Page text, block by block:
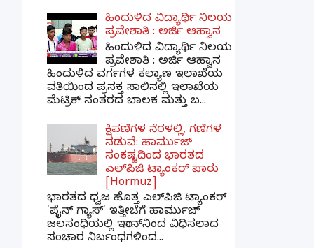
ಹಿಂದುಳಿದ ವಿದ್ಯಾರ್ಥಿ ನಿಲಯ
ಪ್ರವೇಶಾತಿ : ಅರ್ಜಿ ಆಹ್ವಾನ
ಹಿಂದುಳಿದ ವಿದ್ಯಾರ್ಥಿ ನಿಲಯ
ಪ್ರವೇಶಾತಿ : ಅರ್ಜಿ ಆಹ್ವಾನ
ಹಿಂದುಳಿದ ವರ್ಗಗಳ ಕಲ್ಯಾಣ ಇಲಾಖೆಯ
ವತಿಯಿಂದ ಪ್ರಸಕ್ತ ಸಾಲಿನಲ್ಲಿ ಇಲಾಖೆಯ
ಮೆಟ್ರಿಕ್ ನಂತರದ ಬಾಲಕ ಮತ್ತು ಬ...
ಕ್ಷಿಪಣಿಗಳ ನೆರಳಲ್ಲಿ, ಗಣಿಗಳ
ನಡುವೆ: ಹಾರ್ಮುಜ್
ಸಂಕಷ್ಟದಿಂದ ಭಾರತದ
ಎಲ್‌ಪಿಜಿ ಟ್ಯಾಂಕರ್ ಪಾರು
[Hormuz]
ಭಾರತದ ಧ್ವಜ ಹೊತ್ತ ಎಲ್‌ಪಿಜಿ ಟ್ಯಾಂಕರ್
'ಪೈನ್ ಗ್ಯಾಸ್' ಇತ್ತೀಚೆಗೆ ಹಾರ್ಮುಜ್
ಜಲಸಂಧಿಯಲ್ಲಿ ಇರಾನ್‌ನಿಂದ ವಿಧಿಸಲಾದ
ಸಂಚಾರ ನಿರ್ಬಂಧಗಳಿಂದ...